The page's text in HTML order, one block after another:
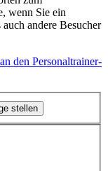
wenn Sie ein
andere Besucher
an den Personaltrainer-
stellen